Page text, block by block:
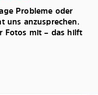
Probleme oder
uns anzusprechen.
Fotos mit – das hilft